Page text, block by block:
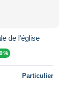
de l'église
%
Particulier